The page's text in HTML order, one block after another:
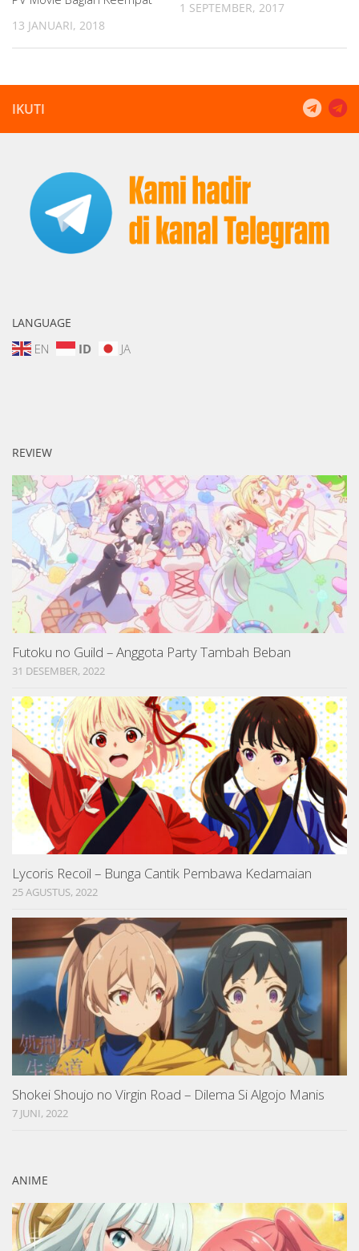
13 JANUARI, 2018
1 SEPTEMBER, 2017
IKUTI
LANGUAGE
EN ID JA
REVIEW
Futoku no Guild – Anggota Party Tambah Beban
31 DESEMBER, 2022
Lycoris Recoil – Bunga Cantik Pembawa Kedamaian
25 AGUSTUS, 2022
Shokei Shoujo no Virgin Road – Dilema Si Algojo Manis
7 JUNI, 2022
ANIME